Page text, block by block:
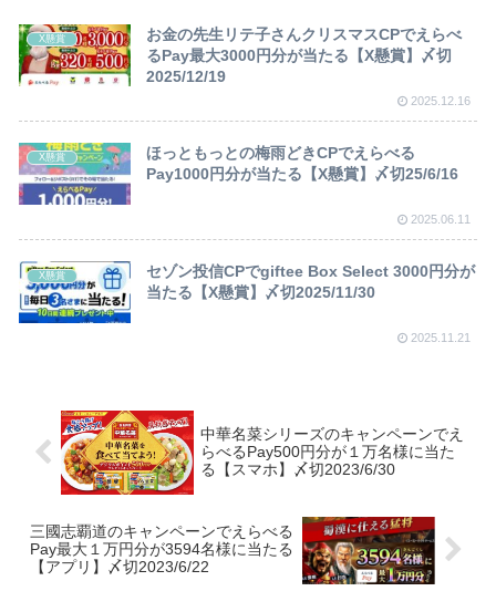
X懸賞
お金の先生リテ子さんクリスマスCPでえらべ
るPay最大3000円分が当たる【X懸賞】〆切
2025/12/19
2025.12.16
X懸賞
ほっともっとの梅雨どきCPでえらべる
Pay1000円分が当たる【X懸賞】〆切25/6/16
2025.06.11
X懸賞
セゾン投信CPでgiftee Box Select 3000円分が
当たる【X懸賞】〆切2025/11/30
2025.11.21
中華名菜シリーズのキャンペーンでえ
らべるPay500円分が１万名様に当た
る【スマホ】〆切2023/6/30
三國志覇道のキャンペーンでえらべる
Pay最大１万円分が3594名様に当たる
【アプリ】〆切2023/6/22